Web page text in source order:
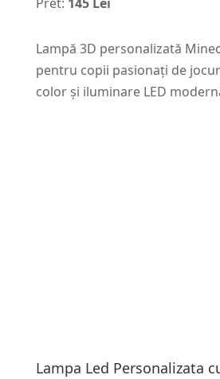
Lampă 3D personalizată
pentru copii pasionați de
color și iluminare LED
Lampa Led Personalizata